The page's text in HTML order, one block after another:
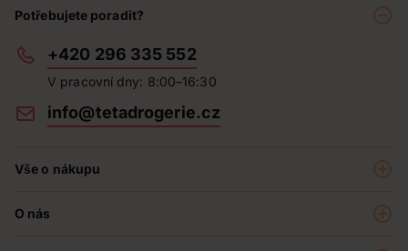
Potřebujete poradit?
+420 296 335 552
V pracovní dny: 8:00–16:30
info@tetadrogerie.cz
Vše o nákupu
O nás